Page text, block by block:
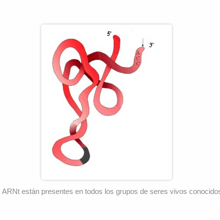
ARNt están presentes en todos los grupos de seres vivos